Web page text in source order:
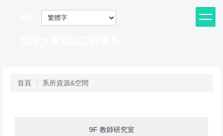
首頁 系所資源&空間
9F 教師研究室